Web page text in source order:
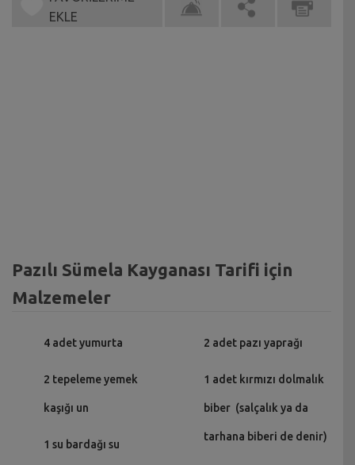
EKLE
Pazılı Sümela Kayganası Tarifi için
Malzemeler
4 adet yumurta
2 tepeleme yemek
kaşığı un
1 su bardağı su
2 adet pazı yaprağı
1 adet kırmızı dolmalık
biber (salçalık ya da
tarhana biberi de denir)